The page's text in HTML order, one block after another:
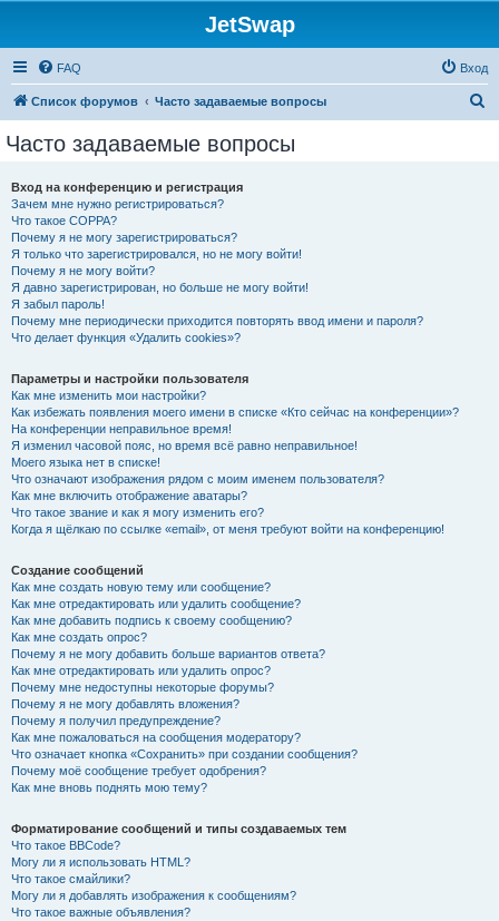
JetSwap
FAQ Вход
Список форумов Часто задаваемые вопросы
Часто задаваемые вопросы
Вход на конференцию и регистрация
Зачем мне нужно регистрироваться?
Что такое COPPA?
Почему я не могу зарегистрироваться?
Я только что зарегистрировался, но не могу войти!
Почему я не могу войти?
Я давно зарегистрирован, но больше не могу войти!
Я забыл пароль!
Почему мне периодически приходится повторять ввод имени и пароля?
Что делает функция «Удалить cookies»?
Параметры и настройки пользователя
Как мне изменить мои настройки?
Как избежать появления моего имени в списке «Кто сейчас на конференции»?
На конференции неправильное время!
Я изменил часовой пояс, но время всё равно неправильное!
Моего языка нет в списке!
Что означают изображения рядом с моим именем пользователя?
Как мне включить отображение аватары?
Что такое звание и как я могу изменить его?
Когда я щёлкаю по ссылке «email», от меня требуют войти на конференцию!
Создание сообщений
Как мне создать новую тему или сообщение?
Как мне отредактировать или удалить сообщение?
Как мне добавить подпись к своему сообщению?
Как мне создать опрос?
Почему я не могу добавить больше вариантов ответа?
Как мне отредактировать или удалить опрос?
Почему мне недоступны некоторые форумы?
Почему я не могу добавлять вложения?
Почему я получил предупреждение?
Как мне пожаловаться на сообщения модератору?
Что означает кнопка «Сохранить» при создании сообщения?
Почему моё сообщение требует одобрения?
Как мне вновь поднять мою тему?
Форматирование сообщений и типы создаваемых тем
Что такое BBCode?
Могу ли я использовать HTML?
Что такое смайлики?
Могу ли я добавлять изображения к сообщениям?
Что такое важные объявления?